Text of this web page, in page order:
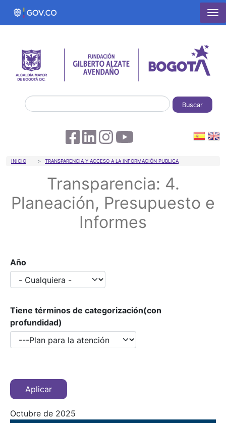
Pasar al contenido principal
Buscar
Sobrescribir enlaces de ayuda a la
INICIO TRANSPARENCIA Y ACCESO A LA INFORMACIÓN PUBLICA
Transparencia: 4.
Planeación, Presupuesto e
Informes
Año
Tiene términos de categorización(con
profundidad)
Octubre de 2025